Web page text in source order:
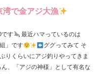
湾で金アジ大漁
です
最近ハマっているのは
」です
ググってみて そ
りくらいにアジ釣りやってきま
、「アジの神様」として有名な